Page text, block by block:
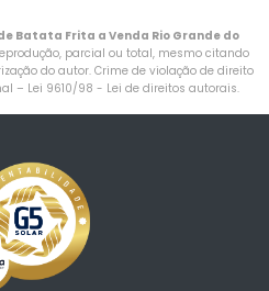
Batata Frita a Venda Rio Grande do
parcial ou total, mesmo citando
do autor. Crime de violação de direito
– Lei 9610/98 - Lei de direitos autorais.